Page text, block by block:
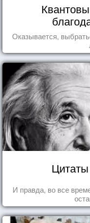
Оказывается,
И правда, во все